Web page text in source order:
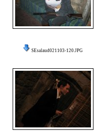
SEsalaud021103-120.JPG